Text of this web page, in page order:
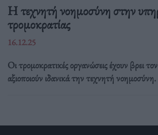
Η τεχνητή νοημοσύνη στην
τρομοκρατίας
16.12.25
Οι τρομοκρατικές οργανώσεις έχουν βρει
αξιοποιούν ιδανικά την τεχνητή νοημοσύνη.